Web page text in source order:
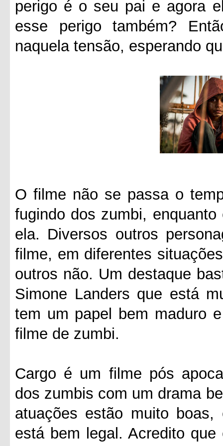
perigo é o seu pai e agora
esse perigo também?
naquela tensão, esperando
O filme não se passa o
fugindo dos zumbi,
ela. Diversos outros
filme, em diferentes
outros não. Um destaque
Simone Landers que está
tem um papel bem maduro
filme de zumbi.
Cargo é um filme pós
dos zumbis com um drama
atuações estão muito
está bem legal. Acredito